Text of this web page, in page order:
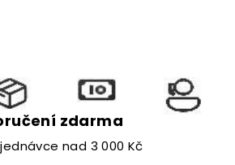
zdarma
nad 3 000 Kč